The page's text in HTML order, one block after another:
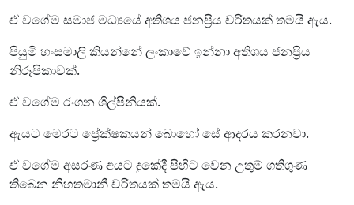
ඒ වගේම සමාජ මධ්‍යයේ අතිශය ජනප්‍රිය චරිතයක් තමයි ඇය.
පියුමි හංසමාලි කියන්නේ ලංකාවේ ඉන්නා අතිශය ජනප්‍රිය
නිරූපිකාවක්.
ඒ වගේම රංගන ශිල්පිනියක්.
ඇයට මෙරට ප්‍රේක්ෂකයන් බොහෝ සේ ආදරය කරනවා.
ඒ වගේම අසරණ අයට දුකේදී පිහිට වෙන උතුම් ගතිගුණ
තිබෙන නිහතමානී චරිතයක් තමයි ඇය.